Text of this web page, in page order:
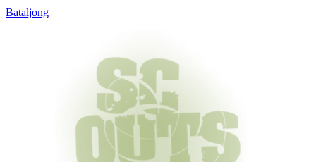
Bataljong